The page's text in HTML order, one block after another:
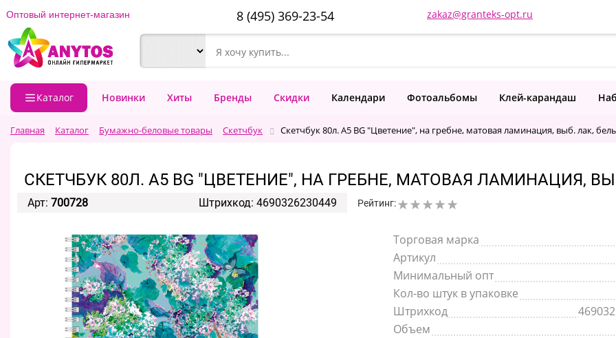
Оптовый интернет-магазин 8 (495) 369-23-54 zakaz@granteks-opt.ru
Каталог Новинки Хиты Бренды Скидки Календари Фотоальбомы Клей-карандаш
Главная Каталог Бумажно-беловые товары Скетчбук Скетчбук 80л. А5 BG "Цветение", на гребне, матовая ламинация, выб. лак,
СКЕТЧБУК 80Л. А5 BG "ЦВЕТЕНИЕ", НА ГРЕБНЕ, МАТОВАЯ ЛАМИНАЦИЯ,
Арт: 700728 Штрихкод: 4690326230449 Рейтинг:
Торговая марка
Артикул
Минимальный опт
Кол-во штук в упаковке
Штрихкод
Объем